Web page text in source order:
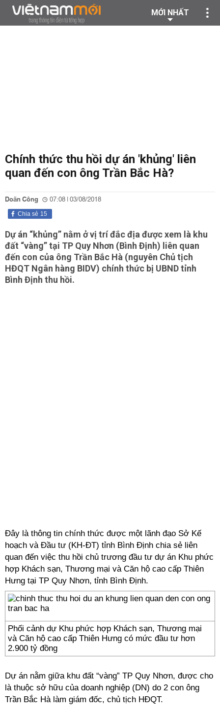
MỚI NHẤT
Chính thức thu hồi dự án 'khủng' liên
quan đến con ông Trần Bắc Hà?
Doãn Công 07:08 | 03/08/2018
15
Chia sẻ
Dự án “khủng” nằm ở vị trí đắc địa được xem là khu
đất “vàng” tại TP Quy Nhơn (Bình Định) liên quan
đến con của ông Trần Bắc Hà (nguyên Chủ tịch
HĐQT Ngân hàng BIDV) chính thức bị UBND tỉnh
Bình Định thu hồi.
Đây là thông tin chính thức được một lãnh đạo Sở Kế
hoạch và Đầu tư (KH-ĐT) tỉnh Bình Định chia sẻ liên
quan đến việc thu hồi chủ trương đầu tư dự án Khu phức
hợp Khách sạn, Thương mại và Căn hộ cao cấp Thiên
Hưng tại TP Quy Nhơn, tỉnh Bình Định.
Phối cảnh dự Khu phức hợp Khách sạn, Thương mại
và Căn hộ cao cấp Thiên Hưng có mức đầu tư hơn
2.900 tỷ đồng
Dự án nằm giữa khu đất “vàng” TP Quy Nhơn, được cho
là thuộc sở hữu của doanh nghiệp (DN) do 2 con ông
Trần Bắc Hà làm giám đốc, chủ tịch HĐQT.